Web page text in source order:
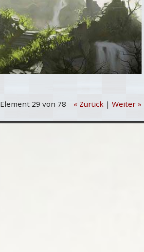
Element 29 von 78 « Zurück |Weiter »